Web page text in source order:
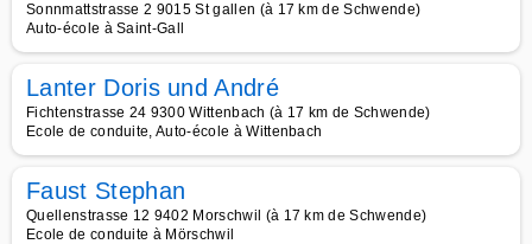
Sonnmattstrasse 2 9015 St gallen (à 17 km de Schwende)
Auto-école à Saint-Gall
Lanter Doris und André
Fichtenstrasse 24 9300 Wittenbach (à 17 km de Schwende)
Ecole de conduite, Auto-école à Wittenbach
Faust Stephan
Quellenstrasse 12 9402 Morschwil (à 17 km de Schwende)
Ecole de conduite à Mörschwil